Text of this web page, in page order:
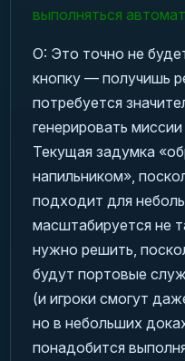
выполняться
О: Это точно не
кнопку — получишь
потребуется
генерировать
Текущая задумка
напильником»,
подходит для
масштабируется не
нужно решить,
будут портовые
(и игроки смогут
но в небольших
понадобится